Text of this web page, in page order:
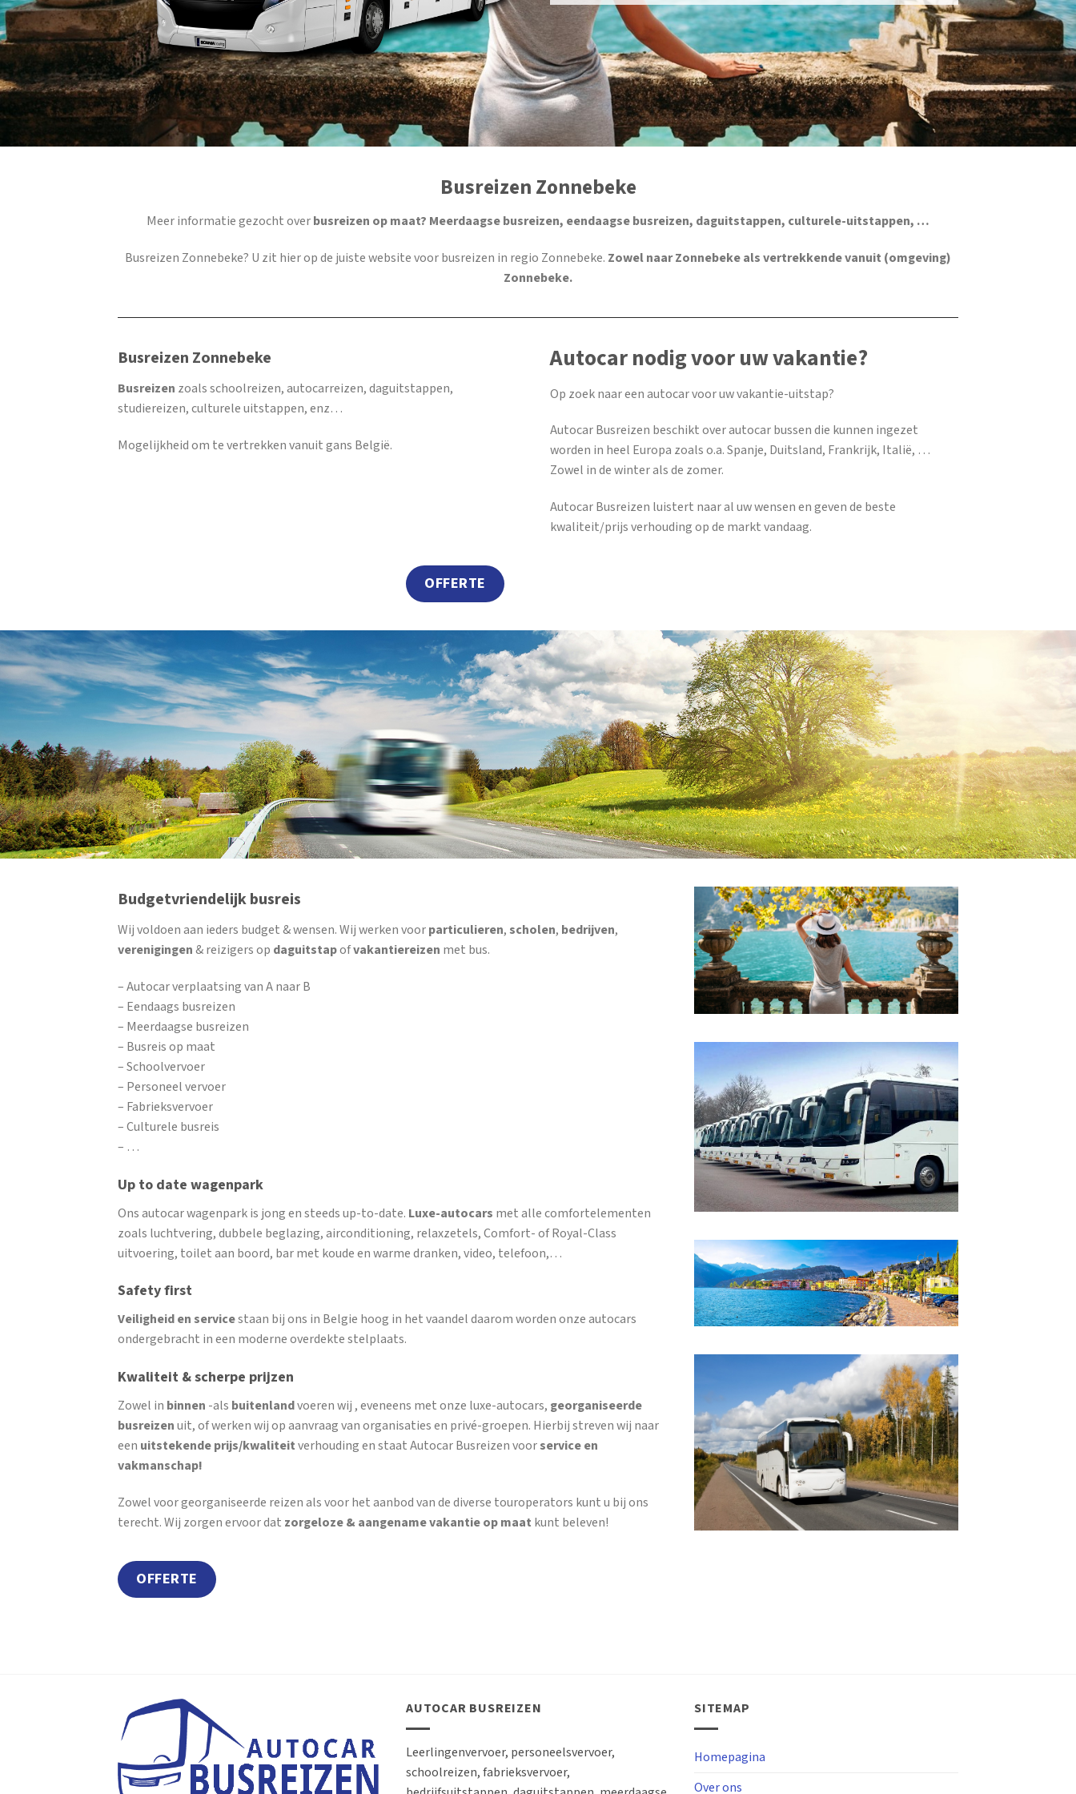
Busreizen Zonnebeke
Meer informatie gezocht overbusreizen op maat? Meerdaagse busreizen, eendaagse busreizen, daguitstappen, culturele-uitstappen, …
Busreizen Zonnebeke? U zit hier op de juiste website voor busreizen in regio Zonnebeke. Zowel naar Zonnebeke als vertrekkende vanuit (omgeving)
Zonnebeke.
Busreizen Zonnebeke
Busreizen zoals schoolreizen, autocarreizen, daguitstappen,
studiereizen, culturele uitstappen, enz…
Mogelijkheid om te vertrekken vanuit gans België.
Autocar nodig voor uw vakantie?
Op zoek naar een autocar voor uw vakantie-uitstap?
Autocar Busreizen beschikt over autocar bussen die kunnen ingezet
worden in heel Europa zoals o.a. Spanje, Duitsland, Frankrijk, Italië, …
Zowel in de winter als de zomer.
Autocar Busreizen luistert naar al uw wensen en geven de beste
kwaliteit/prijs verhouding op de markt vandaag.
OFFERTE
Budgetvriendelijk busreis
Wij voldoen aan ieders budget & wensen. Wij werken voorparticulieren,scholen, bedrijven,
verenigingen& reizigers op daguitstapofvakantiereizen met bus.
– Autocar verplaatsing van A naar B
– Eendaags busreizen
– Meerdaagse busreizen
– Busreis op maat
– Schoolvervoer
– Personeel vervoer
– Fabrieksvervoer
– Culturele busreis
– …
Up to date wagenpark
Ons autocar wagenpark is jong en steeds up-to-date. Luxe-autocars met alle comfortelementen
zoals luchtvering, dubbele beglazing, airconditioning, relaxzetels, Comfort- of Royal-Class
uitvoering, toilet aan boord, bar met koude en warme dranken, video, telefoon,…
Safety first
Veiligheid en servicestaan bij ons in Belgie hoog in het vaandel daarom worden onze autocars
ondergebracht in een moderne overdekte stelplaats.
Kwaliteit & scherpe prijzen
Zowel in binnen -als buitenlandvoeren wij , eveneens met onze luxe-autocars, georganiseerde
busreizenuit, of werken wij op aanvraag van organisaties en privé-groepen. Hierbij streven wij naar
een uitstekende prijs/kwaliteitverhouding en staat Autocar Busreizen voorservice en
vakmanschap!
Zowel voor georganiseerde reizen als voor het aanbod van de diverse touroperators kunt u bij ons
terecht. Wij zorgen ervoor dat zorgeloze & aangename vakantie op maat kunt beleven!
OFFERTE
AUTOCAR BUSREIZEN
Leerlingenvervoer, personeelsvervoer,
schoolreizen, fabrieksvervoer,
SITEMAP
Homepagina
Over ons